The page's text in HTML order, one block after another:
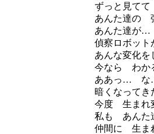
ずっと見て
あんた達の
あんた達が
偵察ロボッ
あんな変化
今なら わか
ああっ…
暗くなって
今度 生まれ
私も あん
仲間に 生